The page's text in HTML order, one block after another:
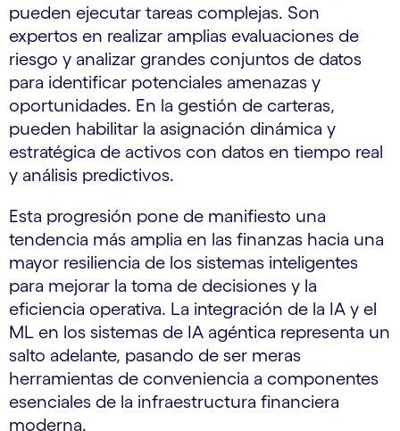
pueden ejecutar tareas complejas. Son
expertos en realizar amplias evaluaciones de
riesgo y analizar grandes conjuntos de datos
para identificar potenciales amenazas y
oportunidades. En la gestión de carteras,
pueden habilitar la asignación dinámica y
estratégica de activos con datos en tiempo real
y análisis predictivos.
Esta progresión pone de manifiesto una
tendencia más amplia en las finanzas hacia una
mayor resiliencia de los sistemas inteligentes
para mejorar la toma de decisiones y la
eficiencia operativa. La integración de la IA y el
ML en los sistemas de IA agéntica representa un
salto adelante, pasando de ser meras
herramientas de conveniencia a componentes
esenciales de la infraestructura financiera
moderna.